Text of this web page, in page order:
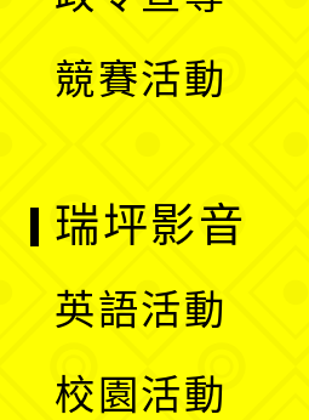
競賽活動
瑞坪影音
英語活動
校園活動